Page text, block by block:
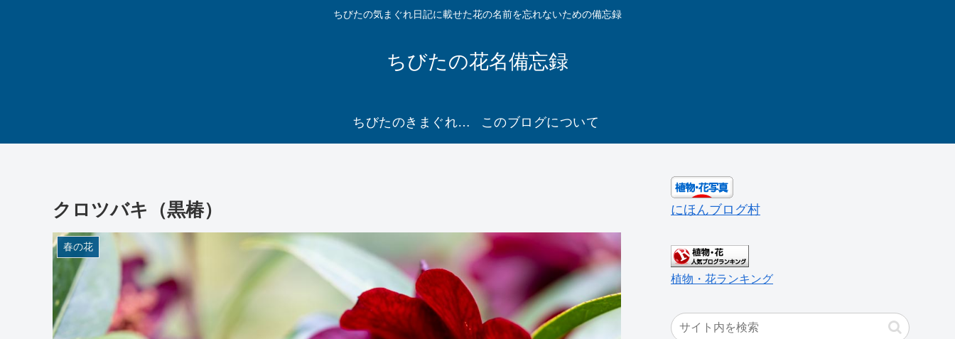
ちびたの気まぐれ日記に載せた花の名前を忘れないための備忘録
ちびたの花名備忘録
ちびたのきまぐれ日記２ に移動 このブログについて
クロツバキ（黒椿）
春の花
にほんブログ村
植物・花ランキング